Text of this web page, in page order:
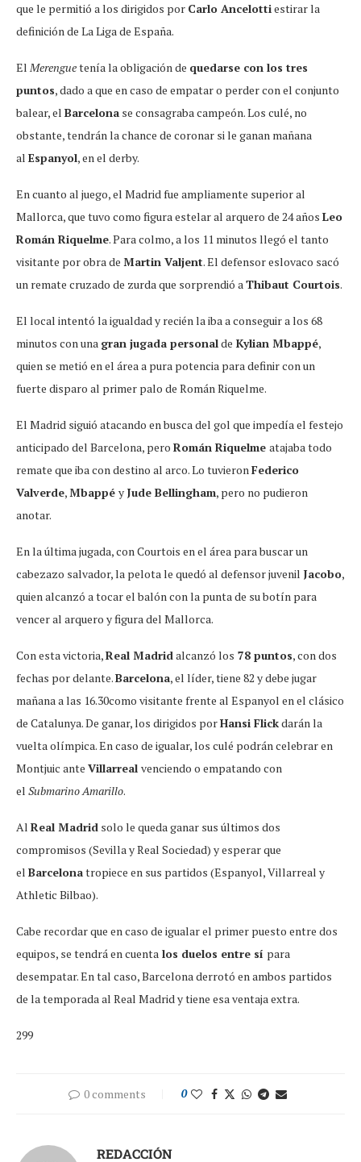
que le permitió a los dirigidos por Carlo Ancelottiestirar la
definición de La Liga de España.
El Merenguetenía la obligación de quedarse con los tres
puntos, dado a que en caso de empatar o perder con el conjunto
balear, el Barcelona se consagraba campeón. Los culé, no
obstante, tendrán la chance de coronar si le ganan mañana
al Espanyol, en el derby.
En cuanto al juego, el Madrid fue ampliamente superior al
Mallorca, que tuvo como figura estelar al arquero de 24 años Leo
Román Riquelme. Para colmo, a los 11 minutos llegó el tanto
visitante por obra de Martin Valjent. El defensor eslovaco sacó
un remate cruzado de zurda que sorprendió aThibaut Courtois.
El local intentó la igualdad y recién la iba a conseguir a los 68
minutos con una gran jugada personalde Kylian Mbappé,
quien se metió en el área a pura potencia para definir con un
fuerte disparo al primer palo de Román Riquelme.
El Madrid siguió atacando en busca del gol que impedía el festejo
anticipado del Barcelona, pero Román Riquelme atajaba todo
remate que iba con destino al arco. Lo tuvieronFederico
Valverde,Mbappé y Jude Bellingham, pero no pudieron
anotar.
En la última jugada, con Courtois en el área para buscar un
cabezazo salvador, la pelota le quedó al defensor juvenil Jacobo,
quien alcanzó a tocar el balón con la punta de su botín para
vencer al arquero y figura del Mallorca.
Con esta victoria,Real Madridalcanzó los 78 puntos, con dos
fechas por delante.Barcelona, el líder, tiene 82 y debe jugar
mañana a las 16.30como visitante frente al Espanyol en el clásico
de Catalunya. De ganar, los dirigidos porHansi Flickdarán la
vuelta olímpica. En caso de igualar, los culé podrán celebrar en
Montjuic ante Villarreal venciendo o empatando con
el Submarino Amarillo.
Al Real Madrid solo le queda ganar sus últimos dos
compromisos (Sevilla y Real Sociedad) y esperar que
el Barcelonatropiece en sus partidos (Espanyol, Villarreal y
Athletic Bilbao).
Cabe recordar que en caso de igualar el primer puesto entre dos
equipos, se tendrá en cuenta los duelos entre sí para
desempatar. En tal caso, Barcelona derrotó en ambos partidos
de la temporada al Real Madrid y tiene esa ventaja extra.
299
0 comments 0
REDACCIÓN